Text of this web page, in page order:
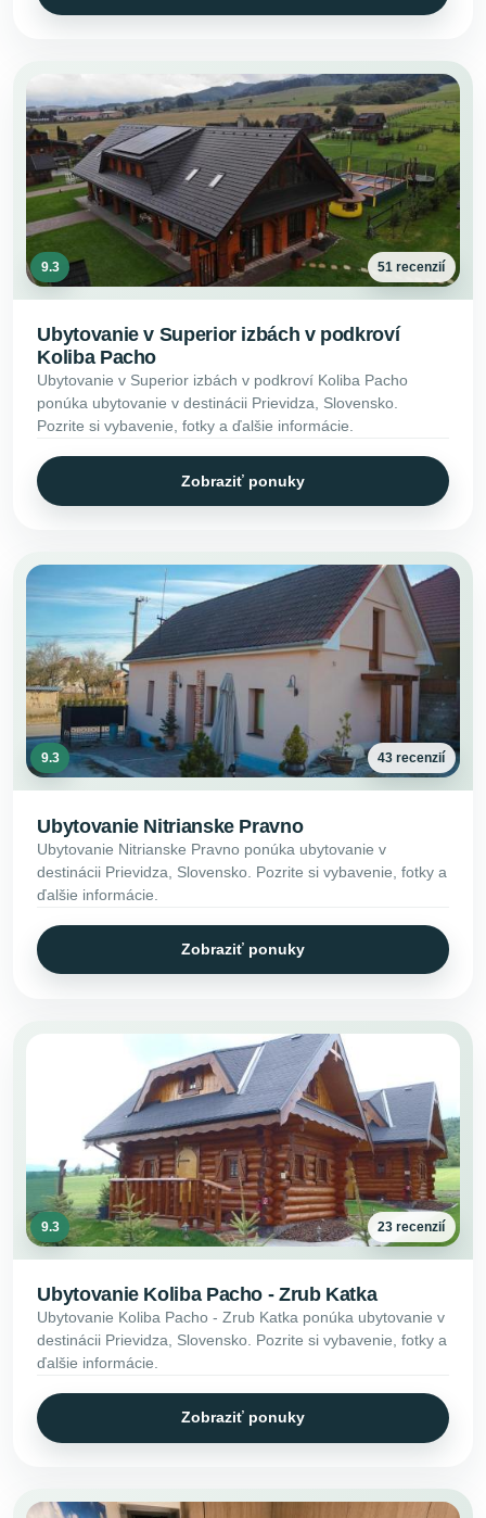
9.3 51 recenzií
Ubytovanie v Superior izbách v podkroví
Koliba Pacho
Ubytovanie v Superior izbách v podkroví Koliba Pacho
ponúka ubytovanie v destinácii Prievidza, Slovensko.
Pozrite si vybavenie, fotky a ďalšie informácie.
Zobraziť ponuky
9.3 43 recenzií
Ubytovanie Nitrianske Pravno
Ubytovanie Nitrianske Pravno ponúka ubytovanie v
destinácii Prievidza, Slovensko. Pozrite si vybavenie, fotky a
ďalšie informácie.
Zobraziť ponuky
9.3 23 recenzií
Ubytovanie Koliba Pacho - Zrub Katka
Ubytovanie Koliba Pacho - Zrub Katka ponúka ubytovanie v
destinácii Prievidza, Slovensko. Pozrite si vybavenie, fotky a
ďalšie informácie.
Zobraziť ponuky